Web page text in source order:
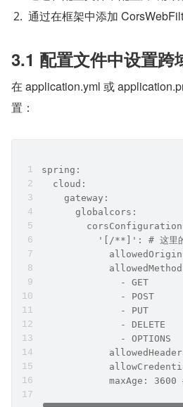
通过在框架中添加
3.1 配置文件中设置跨
在 application.yml 或
置：
spring:
  cloud:
    gateway:
      globalcors:
'[/**]': # 这里的
              - GET
              - POST
              - PUT
              - DELETE
              - OPTIONS
allowedHeaders:
maxAge: 3600 #